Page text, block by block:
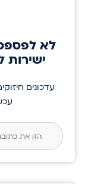
לא
עדכונים